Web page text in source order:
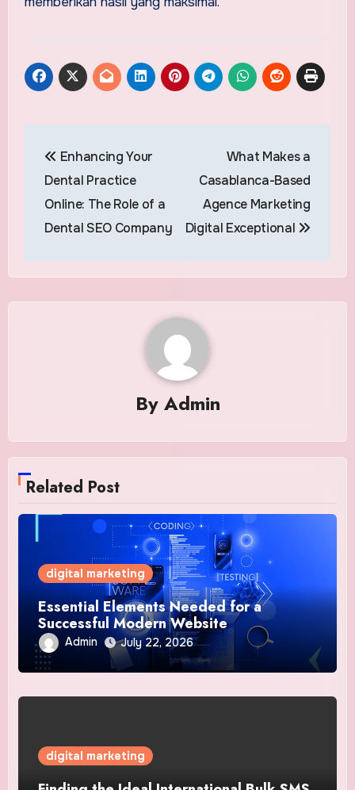
navigation
Enhancing Your
Dental Practice
Online: The Role of a
Dental SEO Company
What Makes a
Casablanca-Based
Agence Marketing
Digital Exceptional
By Admin
Related Post
digital marketing
Essential Elements Needed for a
Successful Modern Website
Admin July 22, 2026
digital marketing